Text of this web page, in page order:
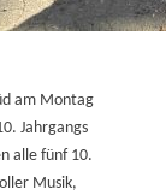
am Montag
Jahrgangs
alle fünf 10.
Musik,